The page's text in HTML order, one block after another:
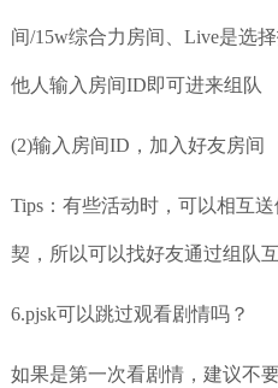
间/15w综合力房间、Live是选
他人输入房间ID即可进来组队
(2)输入房间ID，加入好友房间
Tips：有些活动时，可以相互
契，所以可以找好友通过组队
6.pjsk可以跳过观看剧情吗？
如果是第一次看剧情，建议不